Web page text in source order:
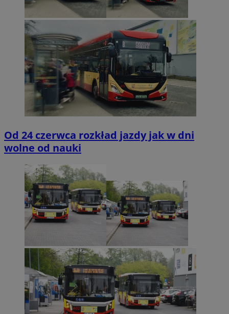
Od 24 czerwca rozkład jazdy jak w dni
wolne od nauki